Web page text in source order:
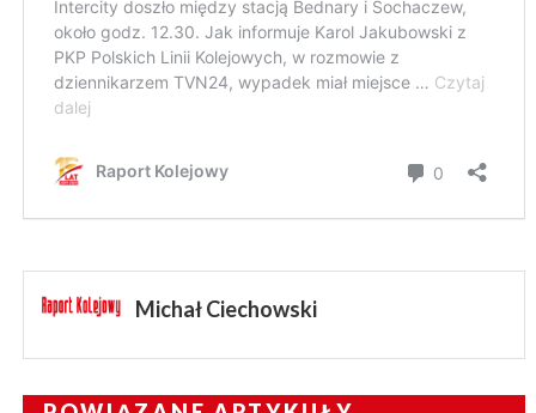
Michał Ciechowski